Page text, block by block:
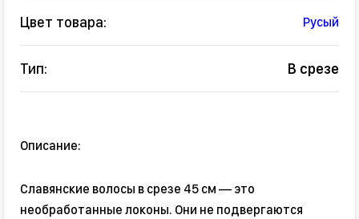
Цвет товара: Русый
Тип: В срезе
Описание:
Славянские волосы в срезе 45 см — это
необработанные локоны. Они не подвергаются